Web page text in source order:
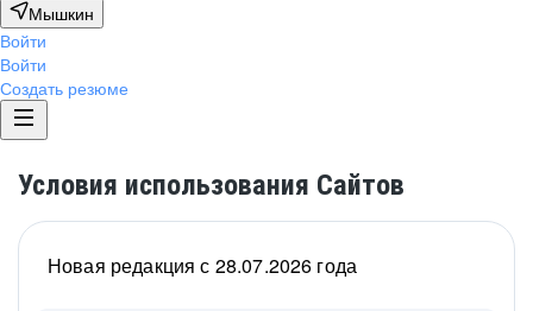
Мышкин
Войти
Войти
Создать резюме
Условия использования Сайтов
Новая редакция с 28.07.2026 года